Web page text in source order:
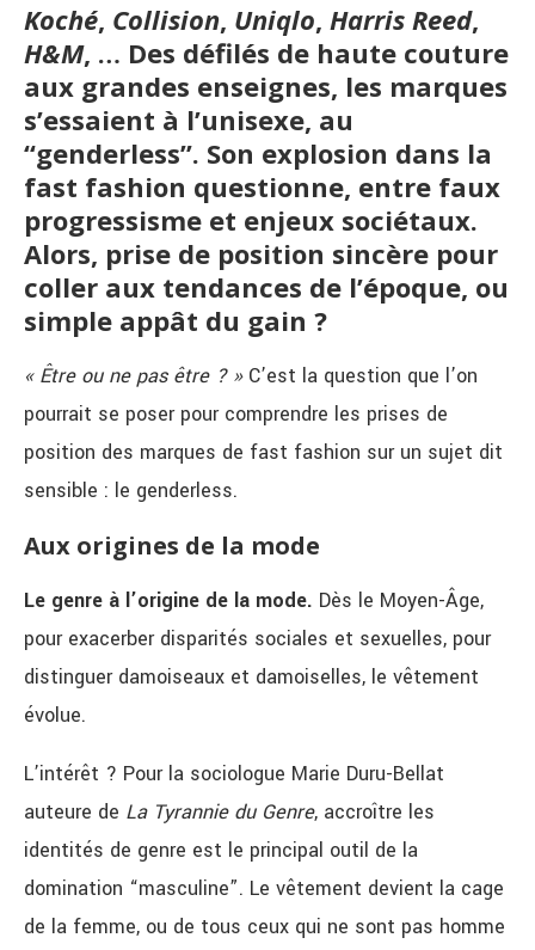
Koché, Collision, Uniqlo, Harris Reed,
H&M, … Des défilés de haute couture
aux grandes enseignes, les marques
s’essaient à l’unisexe, au
“genderless”. Son explosion dans la
fast fashion questionne, entre faux
progressisme et enjeux sociétaux.
Alors, prise de position sincère pour
coller aux tendances de l’époque, ou
simple appât du gain ?
« Être ou ne pas être ? » C’est la question que l’on
pourrait se poser pour comprendre les prises de
position des marques de fast fashion sur un sujet dit
sensible : le genderless.
Aux origines de la mode
Le genre à l’origine de la mode. Dès le Moyen-Âge,
pour exacerber disparités sociales et sexuelles, pour
distinguer damoiseaux et damoiselles, le vêtement
évolue.
L’intérêt ? Pour la sociologue Marie Duru-Bellat
auteure de La Tyrannie du Genre, accroître les
identités de genre est le principal outil de la
domination “masculine”. Le vêtement devient la cage
de la femme, ou de tous ceux qui ne sont pas homme